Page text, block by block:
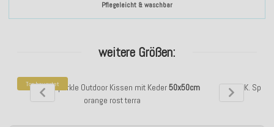
Pflegeleicht & waschbar
weitere Größen:
Top bewertet
H.O.C.K. Sparkle Outdoor Kissen mit Keder50x50cm
orange rost terra
H.O.C.K.